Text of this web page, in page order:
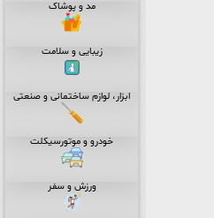
مد و پوشاک
زیبایی و سلامت
ابزار، لوازم ساختمانی و صنعتی
خودرو و موتورسیکلت
ورزش و سفر